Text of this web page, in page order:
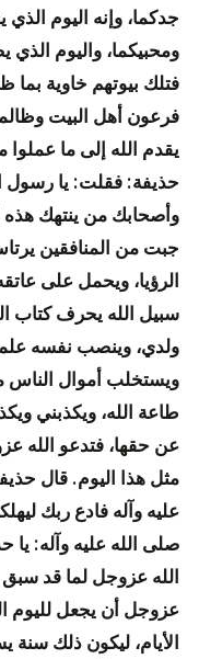
جدكما، وإنه اليوم الذي
ومحبيكما، واليوم
فتلك بيوتهم خاوية بما
فرعون أهل البيت
يقدم الله إلى ما
حذيفة: فقلت: يا رسول
وأصحابك من ينتهك هذه
جبت من المنافقين
الرؤيا، ويحمل على
سبيل الله يحرف كتاب
ولدي، وينصب نفسه
ويستخلب أموال الناس
طاعة الله، ويكذبني
عن حقها، فتدعو الله
مثل هذا اليوم. قال
عليه وآله فادع ربك
صلى الله عليه وآله:
الله عزوجل لما قد
عزوجل أن يجعل لليوم
الأيام، ليكون ذلك سنة